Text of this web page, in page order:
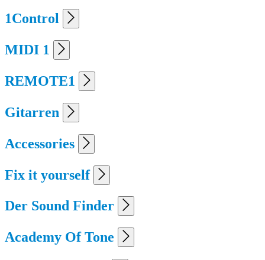
1Control
MIDI 1
REMOTE1
Gitarren
Accessories
Fix it yourself
Der Sound Finder
Academy Of Tone